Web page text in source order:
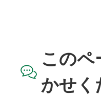
このペ
かせく